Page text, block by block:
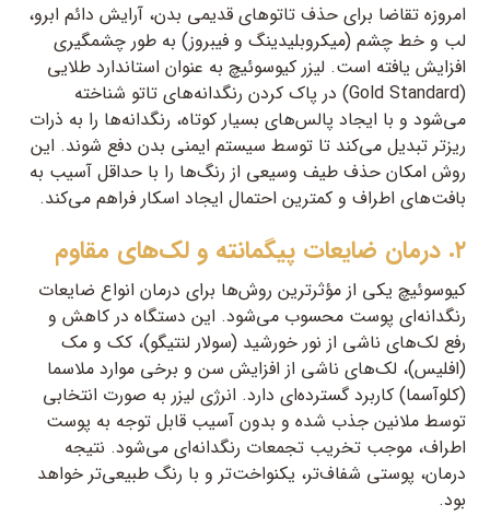
امروزه تقاضا برای حذف تاتوهای قدیمی بدن، آرایش دائم ابرو،
لب و خط چشم (میکروبلیدینگ و فیبروز) به طور چشمگیری
افزایش یافته است. لیزر کیوسوئیچ به عنوان استاندارد طلایی
(Gold Standard) در پاک کردن رنگدانه‌های تاتو شناخته
می‌شود و با ایجاد پالس‌های بسیار کوتاه، رنگدانه‌ها را به ذرات
ریزتر تبدیل می‌کند تا توسط سیستم ایمنی بدن دفع شوند. این
روش امکان حذف طیف وسیعی از رنگ‌ها را با حداقل آسیب به
بافت‌های اطراف و کمترین احتمال ایجاد اسکار فراهم می‌کند.
۲. درمان ضایعات پیگمانته و لک‌های مقاوم
کیوسوئیچ یکی از مؤثرترین روش‌ها برای درمان انواع ضایعات
رنگدانه‌ای پوست محسوب می‌شود. این دستگاه در کاهش و
رفع لک‌های ناشی از نور خورشید (سولار لنتیگو)، کک و مک
(افلیس)، لک‌های ناشی از افزایش سن و برخی موارد ملاسما
(کلوآسما) کاربرد گسترده‌ای دارد. انرژی لیزر به صورت انتخابی
توسط ملانین جذب شده و بدون آسیب قابل توجه به پوست
اطراف، موجب تخریب تجمعات رنگدانه‌ای می‌شود. نتیجه
درمان، پوستی شفاف‌تر، یکنواخت‌تر و با رنگ طبیعی‌تر خواهد
بود.